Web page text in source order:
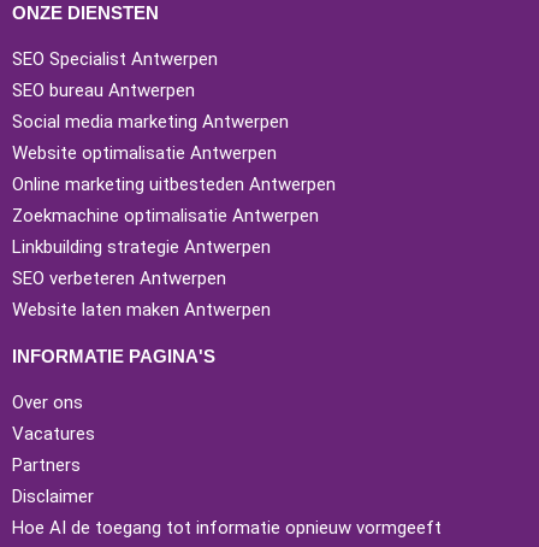
ONZE DIENSTEN
SEO Specialist Antwerpen
SEO bureau Antwerpen
Social media marketing Antwerpen
Website optimalisatie Antwerpen
Online marketing uitbesteden Antwerpen
Zoekmachine optimalisatie Antwerpen
Linkbuilding strategie Antwerpen
SEO verbeteren Antwerpen
Website laten maken Antwerpen
INFORMATIE PAGINA'S
Over ons
Vacatures
Partners
Disclaimer
Hoe AI de toegang tot informatie opnieuw vormgeeft